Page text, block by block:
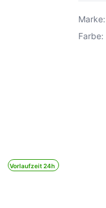
Vorlaufzeit 24h
Marke:
Farbe: